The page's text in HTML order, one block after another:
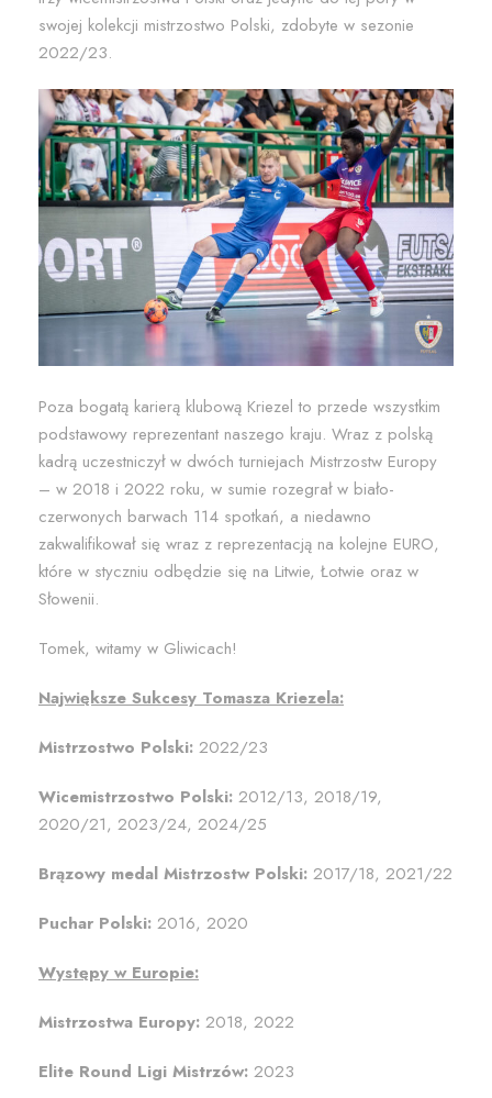
swojej kolekcji mistrzostwo Polski, zdobyte w sezonie
2022/23.
Poza bogatą karierą klubową Kriezel to przede wszystkim
podstawowy reprezentant naszego kraju. Wraz z polską
kadrą uczestniczył w dwóch turniejach Mistrzostw Europy
– w 2018 i 2022 roku, w sumie rozegrał w biało-
czerwonych barwach 114 spotkań, a niedawno
zakwalifikował się wraz z reprezentacją na kolejne EURO,
które w styczniu odbędzie się na Litwie, Łotwie oraz w
Słowenii.
Tomek, witamy w Gliwicach!
Największe Sukcesy Tomasza Kriezela:
Mistrzostwo Polski: 2022/23
Wicemistrzostwo Polski: 2012/13, 2018/19,
2020/21, 2023/24, 2024/25
Brązowy medal Mistrzostw Polski: 2017/18, 2021/22
Puchar Polski: 2016, 2020
Występy w Europie:
Mistrzostwa Europy: 2018, 2022
Elite Round Ligi Mistrzów: 2023